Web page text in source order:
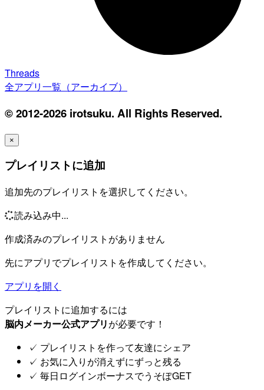
Threads
全アプリ一覧（アーカイブ）
© 2012-2026 irotsuku. All Rights Reserved.
×
プレイリストに追加
追加先のプレイリストを選択してください。
読み込み中...
作成済みのプレイリストがありません
先にアプリでプレイリストを作成してください。
アプリを開く
プレイリストに追加するには
脳内メーカー公式アプリが必要です！
✓ プレイリストを作って友達にシェア
✓ お気に入りが消えずにずっと残る
✓ 毎日ログインボーナスでうそぽGET